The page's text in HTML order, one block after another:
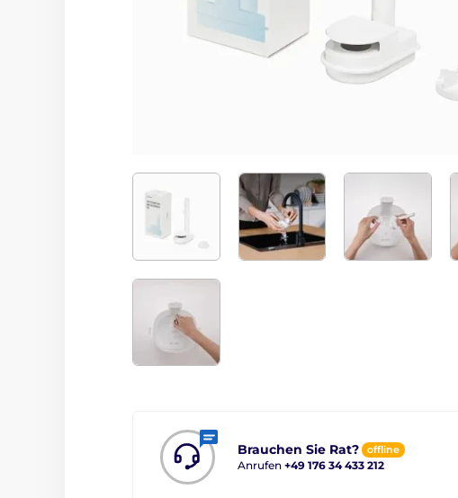
Brauchen Sie Rat? offline
Anrufen +49 176 34 433 212